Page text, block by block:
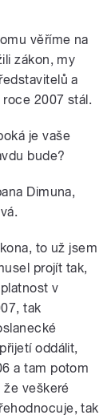
věříme na
zákon, my
a
2007 stál.
je vaše
bude?
Dimuna,
to už jsem
projít tak,
v
tak
oddálit,
a tam potom
veškeré
tak